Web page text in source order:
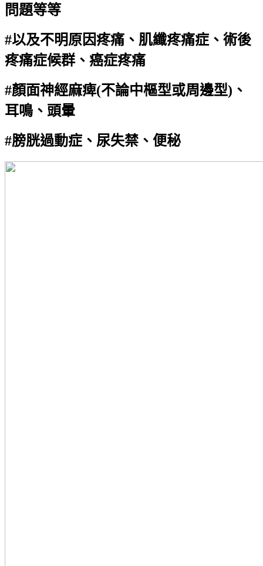
問題等等
#以及不明原因疼痛、肌纖疼痛症、術後
疼痛症候群、癌症疼痛
#顏面神經麻痺(不論中樞型或周邊型)、
耳鳴、頭暈
#膀胱過動症、尿失禁、便秘